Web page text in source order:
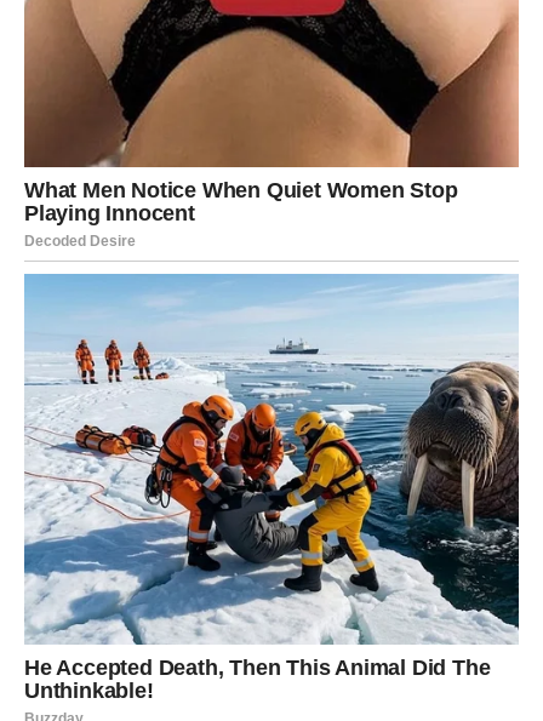
Najviše razloga za zadovoljstvo imaće Ribe, Jarac i
Strijelac, kojima zvijezde donose preokrete koji mogu
značajno promijeniti kvalitet života. Ipak, svaki znak
dobija svoju šansu da popravi finansijsku situaciju i
zakorači u mnogo mirniji period.
Ponekad je dovoljan jedan pravi potez, jedna prilika ili
jedna odluka da se promijeni cijeli tok događaja. Upravo
takvi trenuci sada dolaze mnogima.